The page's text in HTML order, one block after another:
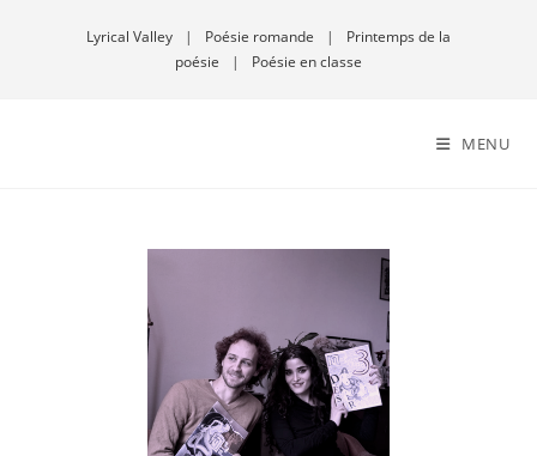
Lyrical Valley | Poésie romande |
Printemps de la
poésie
| Poésie en classe
MENU